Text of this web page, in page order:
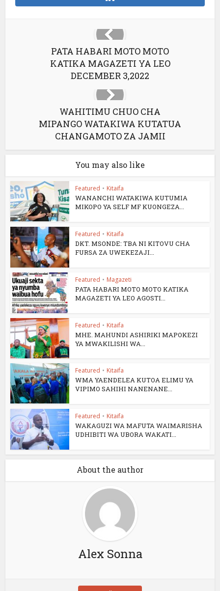
PATA HABARI MOTO MOTO
KATIKA MAGAZETI YA LEO
DECEMBER 3,2022
WAHITIMU CHUO CHA
MIPANGO WATAKIWA KUTATUA
CHANGAMOTO ZA JAMII
You may also like
Featured • Kitaifa
WANANCHI WATAKIWA KUTUMIA
MIKOPO YA SELF MF KUONGEZA...
Featured • Kitaifa
DKT. MSONDE: TBA NI KITOVU CHA
FURSA ZA UWEKEZAJI...
Featured • Magazeti
PATA HABARI MOTO MOTO KATIKA
MAGAZETI YA LEO AGOSTI...
Featured • Kitaifa
MHE. MAHUNDI ASHIRIKI MAPOKEZI
YA MWAKILISHI WA...
Featured • Kitaifa
WMA YAENDELEA KUTOA ELIMU YA
VIPIMO SAHIHI NANENANE...
Featured • Kitaifa
WAKAGUZI WA MAFUTA WAIMARISHA
UDHIBITI WA UBORA WAKATI...
About the author
Alex Sonna